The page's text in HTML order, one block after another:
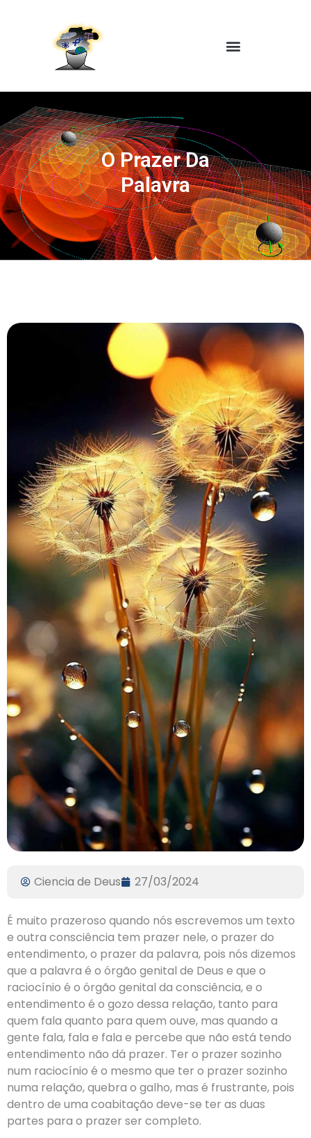
O Prazer Da
Palavra
Ciencia de Deus 27/03/2024
É muito prazeroso quando nós escrevemos um texto
e outra consciência tem prazer nele, o prazer do
entendimento, o prazer da palavra, pois nós dizemos
que a palavra é o órgão genital de Deus e que o
raciocínio é o órgão genital da consciência, e o
entendimento é o gozo dessa relação, tanto para
quem fala quanto para quem ouve, mas quando a
gente fala, fala e fala e percebe que não está tendo
entendimento não dá prazer. Ter o prazer sozinho
num raciocínio é o mesmo que ter o prazer sozinho
numa relação, quebra o galho, mas é frustrante, pois
dentro de uma coabitação deve-se ter as duas
partes para o prazer ser completo.